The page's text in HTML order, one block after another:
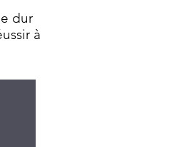
dur
à